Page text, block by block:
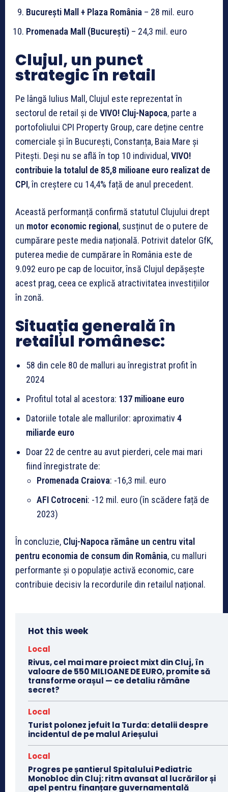
București Mall + Plaza România – 28 mil. euro
Promenada Mall (București) – 24,3 mil. euro
Clujul, un punct
strategic în retail
Pe lângă Iulius Mall, Clujul este reprezentat în
sectorul de retail și de VIVO! Cluj-Napoca, parte a
portofoliului CPI Property Group, care deține centre
comerciale și în București, Constanța, Baia Mare și
Pitești. Deși nu se află în top 10 individual,VIVO!
contribuie la totalul de 85,8 milioane euro realizat de
CPI, în creștere cu 14,4% față de anul precedent.
Această performanță confirmă statutul Clujului drept
un motor economic regional , susținut de o putere de
cumpărare peste media națională. Potrivit datelor GfK,
puterea medie de cumpărare în România este de
9.092 euro pe cap de locuitor, însă Clujul depășește
acest prag, ceea ce explică atractivitatea investițiilor
în zonă.
Situația generală în
retailul românesc:
58 din cele 80 de malluri au înregistrat profit în
2024
Profitul total al acestora: 137 milioane euro
Datoriile totale ale mallurilor: aproximativ4
miliarde euro
Doar 22 de centre au avut pierderi, cele mai mari
fiind înregistrate de:
Promenada Craiova: -16,3 mil. euro
AFI Cotroceni: -12 mil. euro (în scădere față de
2023)
În concluzie, Cluj-Napoca rămâne un centru vital
pentru economia de consum din România, cu malluri
performante și o populație activă economic, care
contribuie decisiv la recordurile din retailul național.
Hot this week
Local
Rivus, cel mai mare proiect mixt din Cluj, în
valoare de 550 MILIOANE DE EURO, promite să
transforme orașul — ce detaliu rămâne
secret?
Local
Turist polonez jefuit la Turda: detalii despre
incidentul de pe malul Arieșului
Local
Progres pe șantierul Spitalului Pediatric
Monobloc din Cluj: ritm avansat al lucrărilor și
apel pentru finanțare guvernamentală